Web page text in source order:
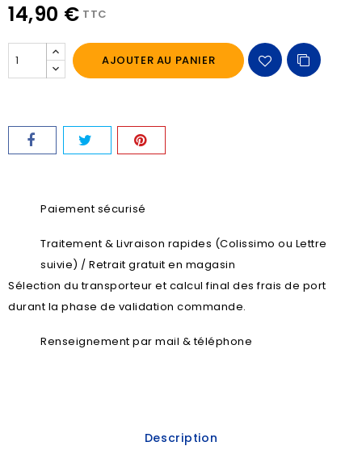
14,90 € TTC
AJOUTER AU PANIER
Paiement sécurisé
Traitement & Livraison rapides (Colissimo ou Lettre
suivie) / Retrait gratuit en magasin
Sélection du transporteur et calcul final des frais de port
durant la phase de validation commande.
Renseignement par mail & téléphone
Description